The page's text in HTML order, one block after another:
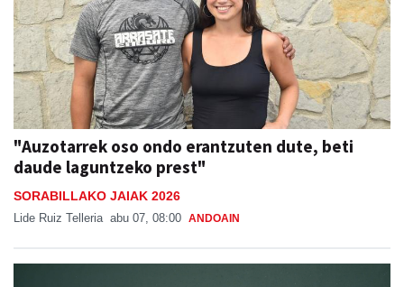
"Auzotarrek oso ondo erantzuten dute, beti
daude laguntzeko prest"
SORABILLAKO JAIAK 2026
Lide Ruiz Telleria abu 07, 08:00 ANDOAIN